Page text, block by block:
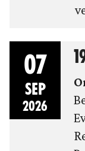
07
SEP
2026